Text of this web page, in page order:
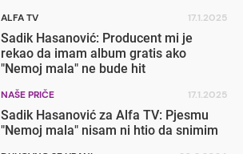
ALFA TV 17.1.2025
Sadik Hasanović: Producent mi je
rekao da imam album gratis ako
"Nemoj mala" ne bude hit
NAŠE PRIČE 17.1.2025
Sadik Hasanović za Alfa TV: Pjesmu
"Nemoj mala" nisam ni htio da snimim